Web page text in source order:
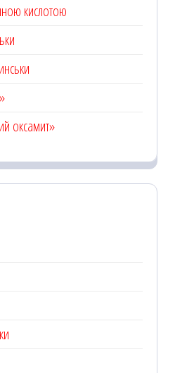
кислотою
оксамит»